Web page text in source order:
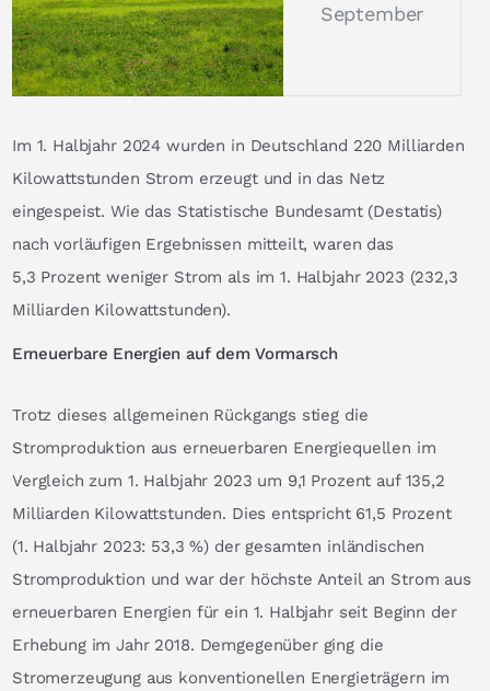
September
Im 1. Halbjahr 2024 wurden in Deutschland 220 Milliarden
Kilowattstunden Strom erzeugt und in das Netz
eingespeist. Wie das Statistische Bundesamt (Destatis)
nach vorläufigen Ergebnissen mitteilt, waren das
5,3 Prozent weniger Strom als im 1. Halbjahr 2023 (232,3
Milliarden Kilowattstunden).
Erneuerbare Energien auf dem Vormarsch
Trotz dieses allgemeinen Rückgangs stieg die
Stromproduktion aus erneuerbaren Energiequellen im
Vergleich zum 1. Halbjahr 2023 um 9,1 Prozent auf 135,2
Milliarden Kilowattstunden. Dies entspricht 61,5 Prozent
(1. Halbjahr 2023: 53,3 %) der gesamten inländischen
Stromproduktion und war der höchste Anteil an Strom aus
erneuerbaren Energien für ein 1. Halbjahr seit Beginn der
Erhebung im Jahr 2018. Demgegenüber ging die
Stromerzeugung aus konventionellen Energieträgern im